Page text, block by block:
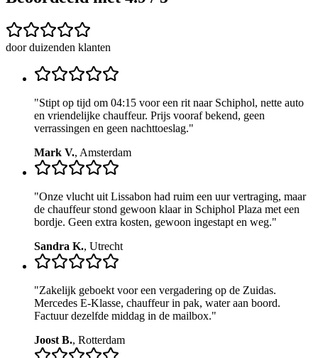
door duizenden klanten
"Stipt op tijd om 04:15 voor een rit naar Schiphol, nette auto
en vriendelijke chauffeur. Prijs vooraf bekend, geen
verrassingen en geen nachttoeslag."
Mark V., Amsterdam
"Onze vlucht uit Lissabon had ruim een uur vertraging, maar
de chauffeur stond gewoon klaar in Schiphol Plaza met een
bordje. Geen extra kosten, gewoon ingestapt en weg."
Sandra K., Utrecht
"Zakelijk geboekt voor een vergadering op de Zuidas.
Mercedes E-Klasse, chauffeur in pak, water aan boord.
Factuur dezelfde middag in de mailbox."
Joost B., Rotterdam